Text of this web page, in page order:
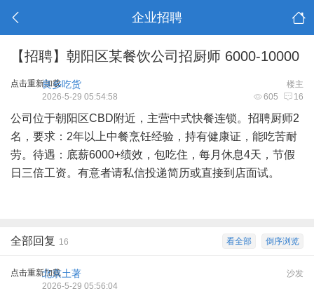
企业招聘
【招聘】朝阳区某餐饮公司招厨师 6000-10000
点击重新加载 楼主
良乡吃货
605 16
2026-5-29 05:54:58
公司位于朝阳区CBD附近，主营中式快餐连锁。招聘厨师2
名，要求：2年以上中餐烹饪经验，持有健康证，能吃苦耐
劳。待遇：底薪6000+绩效，包吃住，每月休息4天，节假
日三倍工资。有意者请私信投递简历或直接到店面试。
倒序浏览
看全部
全部回复 16
点击重新加载 沙发
北京土著
2026-5-29 05:56:04